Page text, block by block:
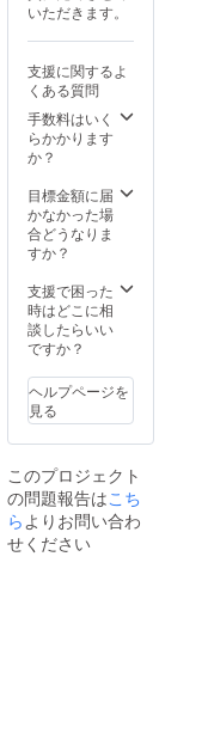
いただきます。
支援に関するよ
くある質問
手数料はいく
らかかります
か？
目標金額に届
かなかった場
合どうなりま
すか？
支援で困った
時はどこに相
談したらいい
ですか？
ヘルプページを
見る
このプロジェクト
の問題報告はこち
らよりお問い合わ
せください